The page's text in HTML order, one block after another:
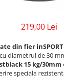
pat
219,00 Lei
din fier
diametrul de 30
15 kg/30mm
speciala